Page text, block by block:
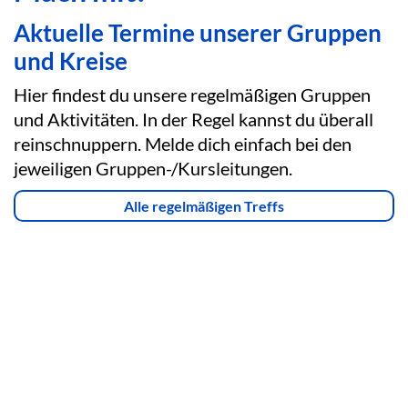
Aktuelle Termine unserer Gruppen
und Kreise
Hier findest du unsere regelmäßigen Gruppen
und Aktivitäten. In der Regel kannst du überall
reinschnuppern. Melde dich einfach bei den
jeweiligen Gruppen-/Kursleitungen.
Alle regelmäßigen Treffs